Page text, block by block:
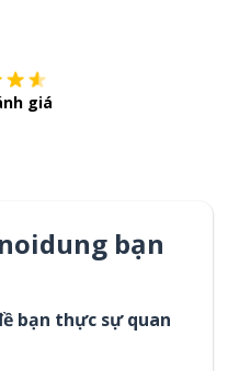
giá
bạn
bạn thực sự quan